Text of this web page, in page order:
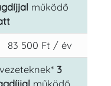
működő
83 500 Ft / év
3